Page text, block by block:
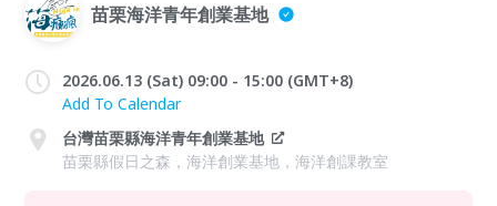
苗栗海洋青年創業基地
2026.06.13 (Sat) 09:00 - 15:00 (GMT+8)
Add To Calendar
台灣苗栗縣海洋青年創業基地
苗栗縣假日之森，海洋創業基地，海洋創課教室